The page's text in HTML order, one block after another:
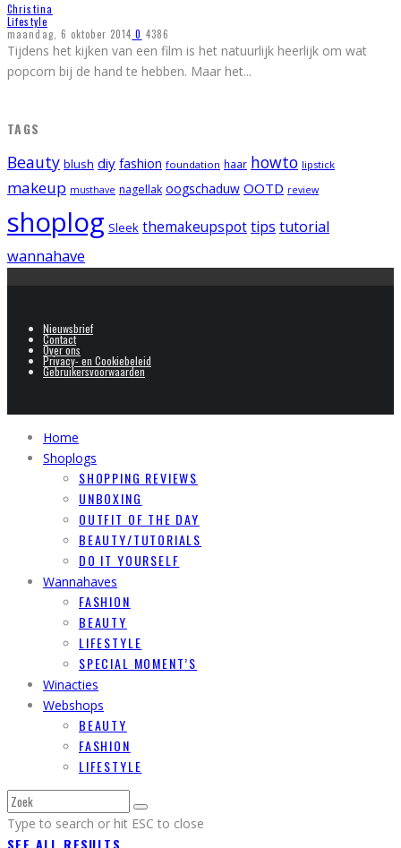
Christina
Lifestyle
maandag, 6 oktober 2014 0 4386
Tijdens het kijken van een film is het natuurlijk heerlijk om wat
popcorn bij de hand te hebben. Maar het...
TAGS
Beauty blush diy fashion foundation haar howto lipstick
makeup musthave nagellak oogschaduw OOTD review
shoplog Sleek themakeupspottips tutorial
wannahave
Nieuwsbrief
Contact
Over ons
Privacy- en Cookiebeleid
Gebruikersvoorwaarden
Home
Shoplogs
SHOPPING REVIEWS
UNBOXING
OUTFIT OF THE DAY
BEAUTY/TUTORIALS
DO IT YOURSELF
Wannahaves
FASHION
BEAUTY
LIFESTYLE
SPECIAL MOMENT’S
Winacties
Webshops
BEAUTY
FASHION
LIFESTYLE
Type to search or hit ESC to close
SEE ALL RESULTS